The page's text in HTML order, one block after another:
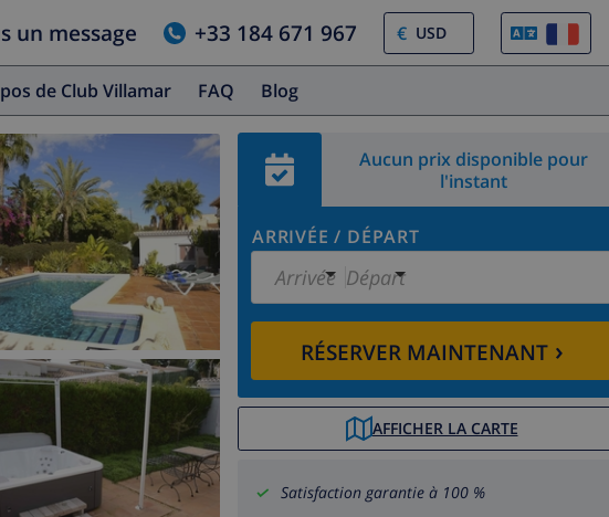
un message +33 184 671 967 €
de Club Villamar FAQ Blog
Aucun prix disponible pour
l'instant
ARRIVÉE / DÉPART
Arrivée Départ
RÉSERVER MAINTENANT›
AFFICHER LA CARTE
Satisfaction garantie à 100 %